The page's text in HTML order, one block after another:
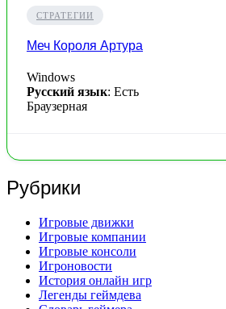
СТРАТЕГИИ
Меч Короля Артура
Windows
Русский язык: Есть
Браузерная
Рубрики
Игровые движки
Игровые компании
Игровые консоли
Игроновости
История онлайн игр
Легенды геймдева